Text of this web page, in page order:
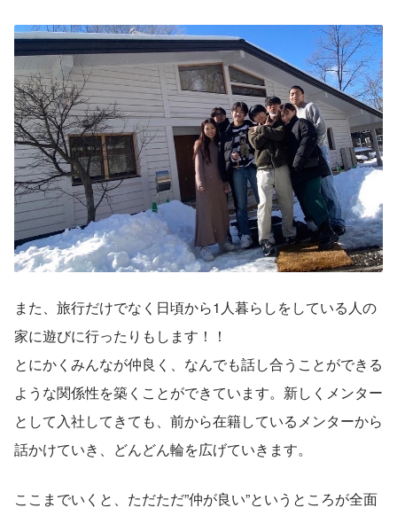
また、旅行だけでなく日頃から1人暮らしをしている人の
家に遊びに行ったりもします！！
とにかくみんなが仲良く、なんでも話し合うことができる
ような関係性を築くことができています。新しくメンター
として入社してきても、前から在籍しているメンターから
話かけていき、どんどん輪を広げていきます。
ここまでいくと、ただただ”仲が良い”というところが全面